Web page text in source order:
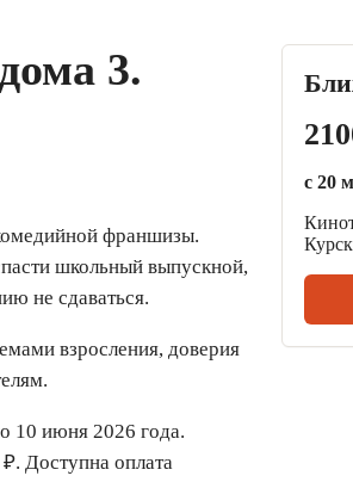
3.
франшизы.
школьный выпускной,
не сдаваться.
взросления, доверия
10 июня 2026 года.
Доступна оплата
с 20
Курск